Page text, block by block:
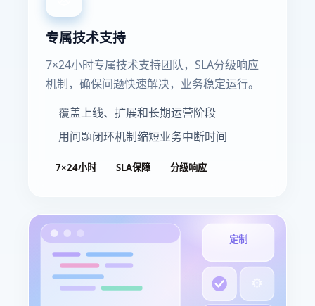
专属技术支持
7×24小时专属技术支持团队，SLA分级响应
机制，确保问题快速解决，业务稳定运行。
覆盖上线、扩展和长期运营阶段
用问题闭环机制缩短业务中断时间
7×24小时 SLA保障 分级响应
定制